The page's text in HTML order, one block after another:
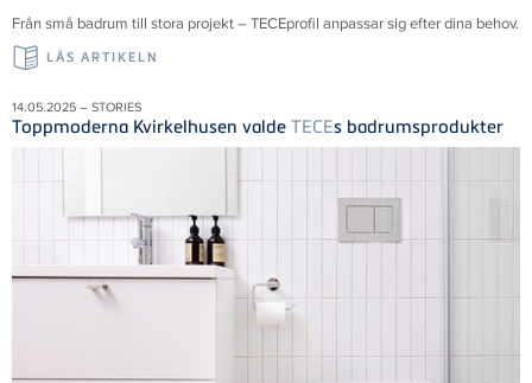
Från små badrum till stora projekt – TECEprofil anpassar sig efter dina behov.
LÄS ARTIKELN
14.05.2025 – STORIES
Toppmoderna Kvirkelhusen valde TECEs badrumsprodukter